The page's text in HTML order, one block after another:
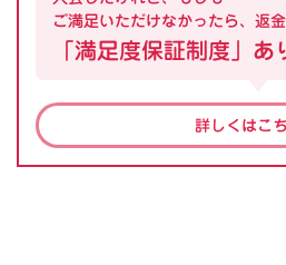
ご満足いただけなかったら、返金
「満足度保証制度」あ
詳しくはこ